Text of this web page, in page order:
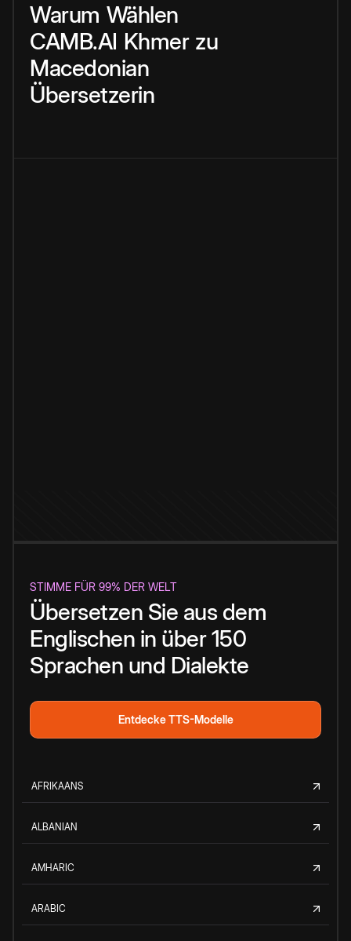
Warum Wählen
CAMB.AI Khmer zu
Macedonian
Übersetzerin
STIMME FÜR 99% DER WELT
Übersetzen Sie aus dem
Englischen in über 150
Sprachen und Dialekte
Entdecke TTS-Modelle
AFRIKAANS
ALBANIAN
AMHARIC
ARABIC